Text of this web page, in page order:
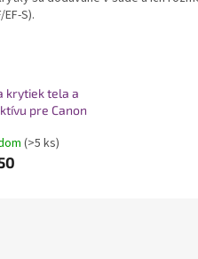
S).
krytiek tela a
pre Canon
(>5 ks)